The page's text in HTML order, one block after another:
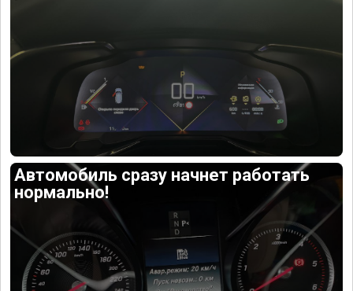
Автомобиль сразу начнет работать
нормально!